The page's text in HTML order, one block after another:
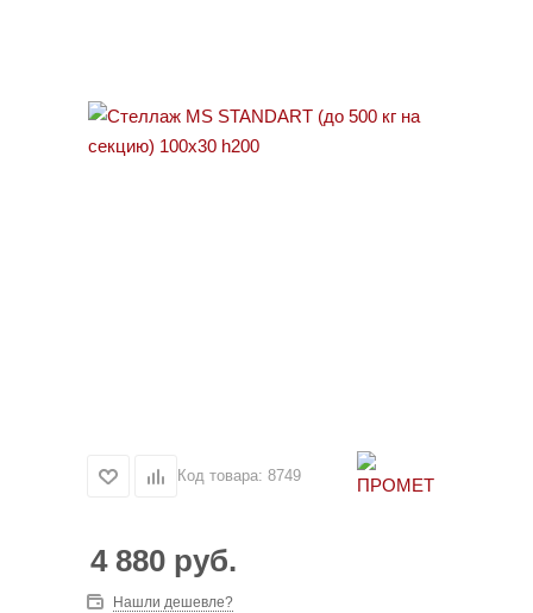
Код товара: 8749
4 880 руб.
Нашли дешевле?